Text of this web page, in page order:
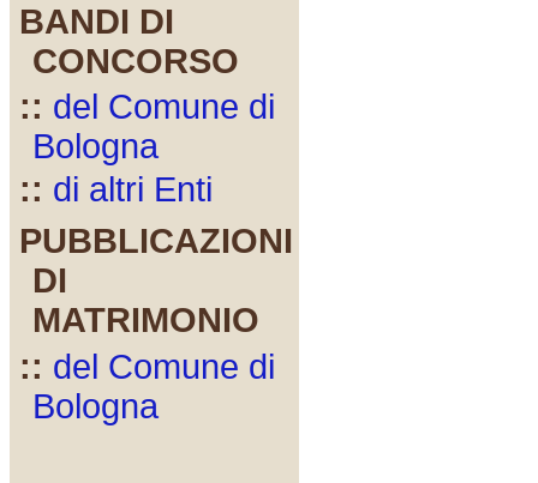
BANDI DI
CONCORSO
:: del Comune di
Bologna
:: di altri Enti
PUBBLICAZIONI
DI
MATRIMONIO
:: del Comune di
Bologna